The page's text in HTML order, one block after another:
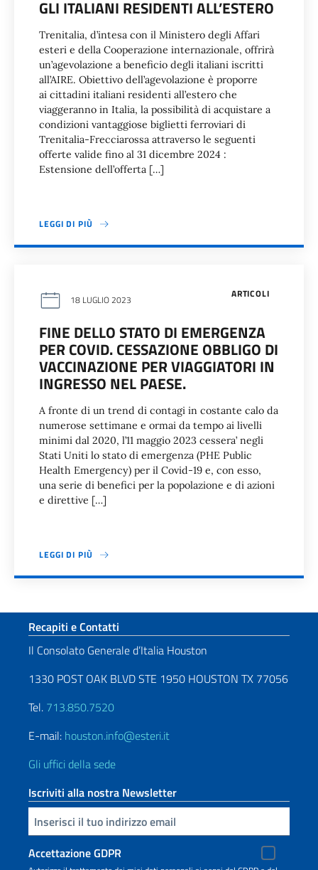
GLI ITALIANI RESIDENTI ALL’ESTERO
Trenitalia, d’intesa con il Ministero degli Affari
esteri e della Cooperazione internazionale, offrirà
un’agevolazione a beneficio degli italiani iscritti
all’AIRE. Obiettivo dell’agevolazione è proporre
ai cittadini italiani residenti all’estero che
viaggeranno in Italia, la possibilità di acquistare a
condizioni vantaggiose biglietti ferroviari di
Trenitalia-Frecciarossa attraverso le seguenti
offerte valide fino al 31 dicembre 2024 :
Estensione dell’offerta […]
LEGGI DI PIÙ
ARTICOLI
18 LUGLIO 2023
FINE DELLO STATO DI EMERGENZA
PER COVID. CESSAZIONE OBBLIGO DI
VACCINAZIONE PER VIAGGIATORI IN
INGRESSO NEL PAESE.
A fronte di un trend di contagi in costante calo da
numerose settimane e ormai da tempo ai livelli
minimi dal 2020, l’11 maggio 2023 cessera’ negli
Stati Uniti lo stato di emergenza (PHE Public
Health Emergency) per il Covid-19 e, con esso,
una serie di benefici per la popolazione e di azioni
e direttive […]
LEGGI DI PIÙ
Paginazione
Sezione footer
Recapiti e Contatti
Il Consolato Generale d’Italia Houston
1330 POST OAK BLVD STE 1950 HOUSTON TX 77056
Tel. 713.850.7520
E-mail: houston.info@esteri.it
Gli uffici della sede
Iscriviti alla nostra Newsletter
Inserisci la tua email
Accettazione GDPR